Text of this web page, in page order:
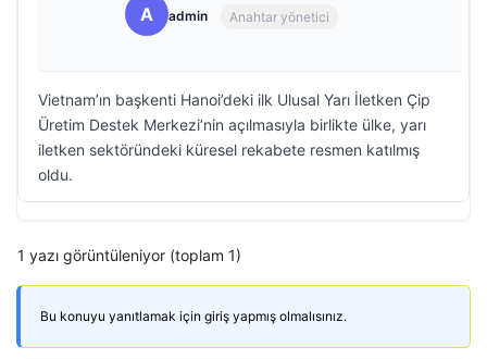
A admin Anahtar yönetici
Vietnam’ın başkenti Hanoi’deki ilk Ulusal Yarı İletken Çip
Üretim Destek Merkezi’nin açılmasıyla birlikte ülke, yarı
iletken sektöründeki küresel rekabete resmen katılmış
oldu.
1 yazı görüntüleniyor (toplam 1)
Bu konuyu yanıtlamak için giriş yapmış olmalısınız.